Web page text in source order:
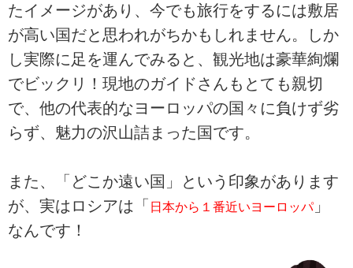
たイメージがあり、今でも旅行をするには敷居
が高い国だと思われがちかもしれません。しか
し実際に足を運んでみると、観光地は豪華絢爛
でビックリ！現地のガイドさんもとても親切
で、他の代表的なヨーロッパの国々に負けず劣
らず、魅力の沢山詰まった国です。
また、「どこか遠い国」という印象があります
が、実はロシアは「 日本から１番近いヨーロッパ」
なんです！